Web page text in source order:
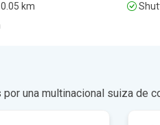
km
una multinacional suiza de